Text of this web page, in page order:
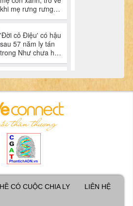
CÓ CUỘC CHIA LY LIÊN HỆ